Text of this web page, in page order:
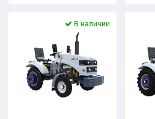
В наличии